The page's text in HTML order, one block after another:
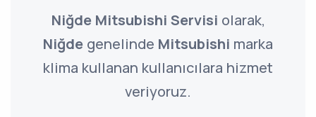
Niğde Mitsubishi Servisi olarak,
Niğde genelinde Mitsubishi marka
klima kullanan kullanıcılara hizmet
veriyoruz.